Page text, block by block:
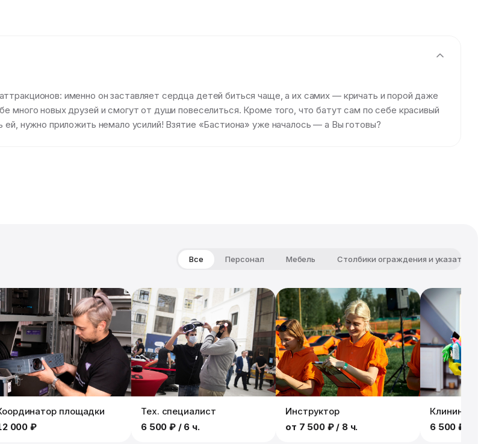
именно он заставляет сердца детей биться чаще, а их самих — кричать и порой даже
много новых друзей и смогут от души повеселиться. Кроме того, что батут сам по себе красивый
ей, нужно приложить немало усилий! Взятие «Бастиона» уже началось — а Вы готовы?
Все Персонал Мебель Столбики ограждения и указатели
площадки
000 ₽
Тех. специалист
6 500 ₽/ 6 ч.
Инструктор
от 7 500 ₽/ 8 ч.
Клининг
6 500 ₽